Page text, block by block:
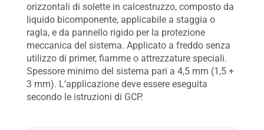
orizzontali di solette in calcestruzzo, composto da
liquido bicomponente, applicabile a staggia o
ragla, e da pannello rigido per la protezione
meccanica del sistema. Applicato a freddo senza
utilizzo di primer, fiamme o attrezzature speciali.
Spessore minimo del sistema pari a 4,5 mm (1,5 +
3 mm). L’applicazione deve essere eseguita
secondo le istruzioni di GCP.